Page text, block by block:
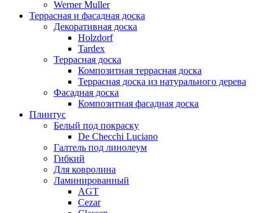
Werner Muller
Террасная и фасадная доска
Декоративная доска
Holzdorf
Tardex
Террасная доска
Композитная террасная доска
Террасная доска из натурального дерева
Фасадная доска
Композитная фасадная доска
Плинтус
Белый под покраску
De Checchi Luciano
Галтель под линолеум
Гибкий
Для ковролина
Ламинированный
AGT
Cezar